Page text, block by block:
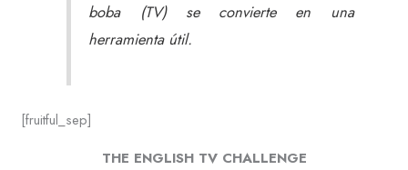
boba (TV) se convierte en una
herramienta útil.
[fruitful_sep]
THE ENGLISH TV CHALLENGE